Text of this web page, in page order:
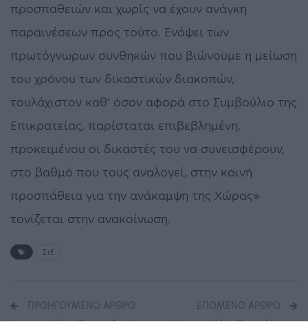
προσπαθειών και χωρίς να έχουν ανάγκη
παραινέσεων προς τούτο. Ενόψει των
πρωτόγνωρων συνθηκών που βιώνουμε η μείωση
του χρόνου των δικαστικών διακοπών,
τουλάχιστον καθ’ όσον αφορά στο Συμβούλιο της
Επικρατείας, παρίσταται επιβεβλημένη,
προκειμένου οι δικαστές του να συνεισφέρουν,
στο βαθμό που τους αναλογεί, στην κοινή
προσπάθεια για την ανάκαμψη της Χώρας»
τονίζεται στην ανακοίνωση.
ΣτΕ
ΠΡΟΗΓΟΎΜΕΝΟ ΆΡΘΡΟ ΕΠΌΜΕΝΟ ΆΡΘΡΟ